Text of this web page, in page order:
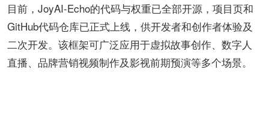
目前，JoyAI-Echo的代码与权重已全部开源，项目页和
GitHub代码仓库已正式上线，供开发者和创作者体验及
二次开发。该框架可广泛应用于虚拟故事创作、数字人
直播、品牌营销视频制作及影视前期预演等多个场景。